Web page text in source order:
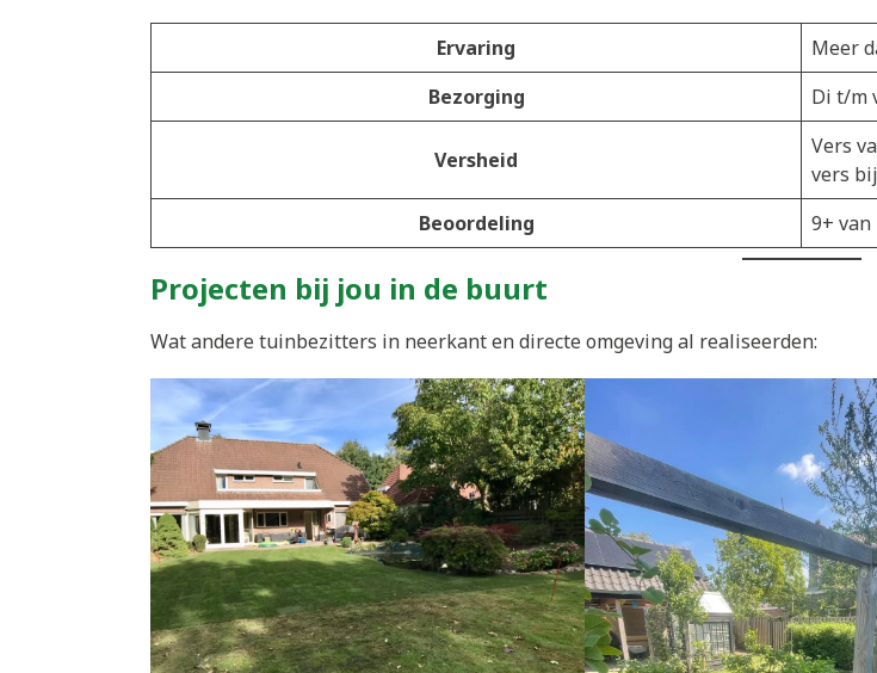
Ervaring
Meer
Bezorging
Di t/m
Versheid
Vers
vers
Beoordeling
9+
Projecten bij jou in de buurt
Wat andere tuinbezitters in neerkant en directe omgeving al realiseerden: